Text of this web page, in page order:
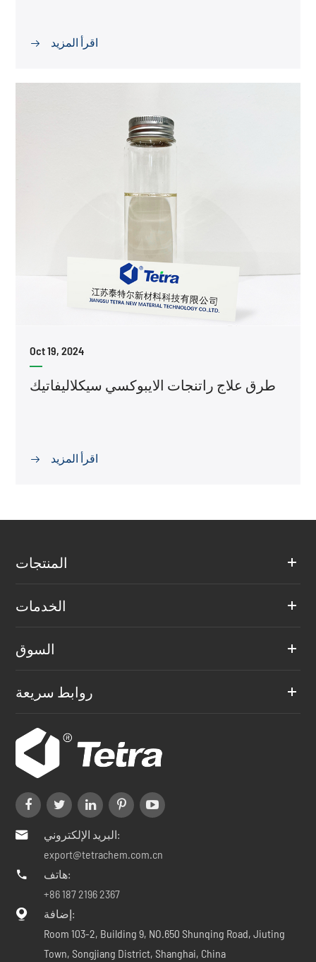
 اقرأ المزيد
Oct 19, 2024
طرق علاج راتنجات الايبوكسي سيكلاليفاتيك
 اقرأ المزيد
المنتجات
الخدمات
السوق
روابط سريعة

البريد الإلكتروني:
export@tetrachem.com.cn

هاتف:
+86 187 2196 2367

إضافة:
Room 103-2, Building 9, NO.650 Shunqing Road, Jiuting
Town, Songjiang District, Shanghai, China